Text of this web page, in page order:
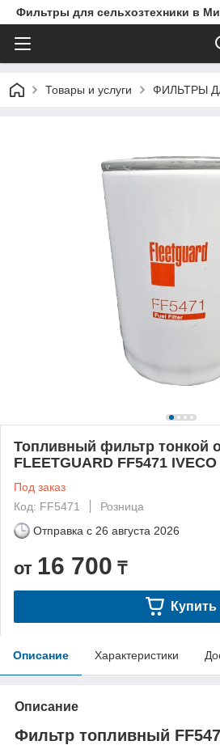
Фильтры для сельхозтехники в
Товары и услуги ФИЛЬТРЫ
Топливный фильтр тонкой
FLEETGUARD FF5471
Под заказ
Код: FF5471
Розница
Отправка с 26 августа 2026
от 16 700 ₸
Купить
Описание Характеристики
Описание
Фильтр топливный